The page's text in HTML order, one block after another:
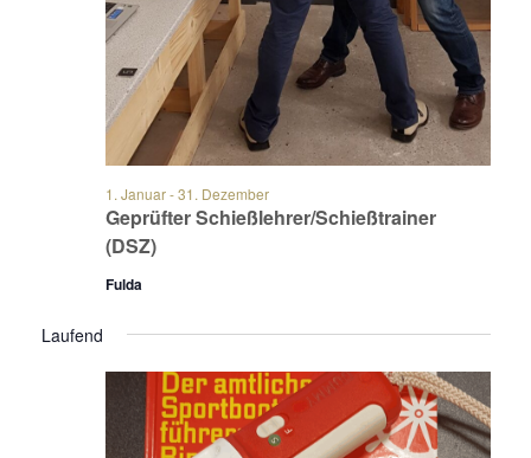
Geprüfter Schießlehrer/Schießtrainer
(DSZ)
1. Januar-31. Dezember
Fulda
Laufend